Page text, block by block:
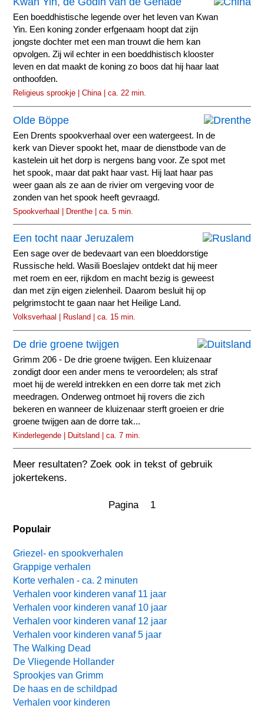
Een boeddhistische legende over het leven van Kwan
Yin. Een koning zonder erfgenaam hoopt dat zijn
jongste dochter met een man trouwt die hem kan
opvolgen. Zij wil echter in een boeddhistisch klooster
leven en dat maakt de koning zo boos dat hij haar laat
onthoofden.
Religieus sprookje | China | ca. 22 min.
Olde Böppe
Een Drents spookverhaal over een watergeest. In de
kerk van Diever spookt het, maar de dienstbode van de
kastelein uit het dorp is nergens bang voor. Ze spot met
het spook, maar dat pakt haar vast. Hij laat haar pas
weer gaan als ze aan de rivier om vergeving voor de
zonden van het spook heeft gevraagd.
Spookverhaal | Drenthe | ca. 5 min.
Een tocht naar Jeruzalem
Een sage over de bedevaart van een bloeddorstige
Russische held. Wasili Boeslajev ontdekt dat hij meer
met roem en eer, rijkdom en macht bezig is geweest
dan met zijn eigen zielenheil. Daarom besluit hij op
pelgrimstocht te gaan naar het Heilige Land.
Volksverhaal | Rusland | ca. 15 min.
De drie groene twijgen
Grimm 206 - De drie groene twijgen. Een kluizenaar
zondigt door een ander mens te veroordelen; als straf
moet hij de wereld intrekken en een dorre tak met zich
meedragen. Onderweg ontmoet hij rovers die zich
bekeren en wanneer de kluizenaar sterft groeien er drie
groene twijgen aan de dorre tak...
Kinderlegende | Duitsland | ca. 7 min.
Meer resultaten? Zoek ook in tekst of gebruik
jokertekens.
Pagina 1
Populair
Griezel- en spookverhalen
Grappige verhalen
Korte verhalen - ca. 2 minuten
Verhalen voor kinderen vanaf 11 jaar
Verhalen voor kinderen vanaf 10 jaar
Verhalen voor kinderen vanaf 12 jaar
Verhalen voor kinderen vanaf 5 jaar
The Walking Dead
De Vliegende Hollander
Sprookjes van Grimm
De haas en de schildpad
Verhalen voor kinderen